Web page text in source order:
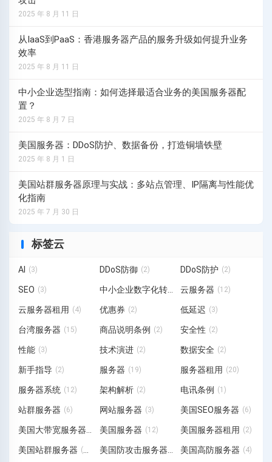
2025 年 8 月 11 日
从IaaS到PaaS：香港服务器产品的服务升级如何提升业务
效率
2025 年 8 月 11 日
中小企业选型指南：如何选择最适合业务的美国服务器配
置？
2025 年 8 月 7 日
美国服务器：DDoS防护、数据备份，打造铜墙铁壁
2025 年 8 月 1 日
美国站群服务器原理与实战：多站点管理、IP隔离与性能优
化指南
2025 年 7 月 30 日
标签云
AI (3) DDoS防御 (2) DDoS防护 (2)
SEO (3) 中小企业数字化转型 (3)
云服务器 (12)
云服务器租用 (4) 优惠券 (2) 低延迟 (3)
台湾服务器 (15) 商品说明条例 (2) 安全性 (2)
性能 (3) 技术演进 (2) 数据安全 (2)
新手指导 (2) 服务器 (19) 服务器租用 (20)
服务器系统 (12) 架构解析 (2) 电讯条例 (1)
站群服务器 (6) 网站服务器 (3) 美国SEO服务器 (6)
美国大带宽服务器 美国服务器 (12) 美国服务器租用 (2)
美国站群服务器 (19) 美国防攻击服务器 美国高防服务器 (4)